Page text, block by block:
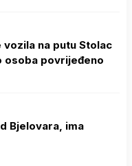
vozila na putu Stolac
osoba povrijeđeno
Bjelovara, ima